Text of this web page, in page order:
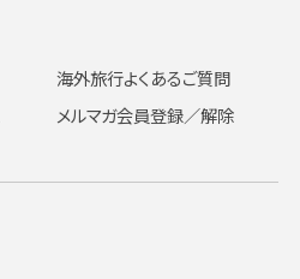
海外旅行よくあるご質問
メルマガ会員登録／解除